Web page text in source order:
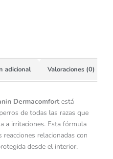
adicional Valoraciones (0)
Dermacomfortestá
de todas las razas que
a irritaciones. Esta fórmula
relacionadas con
desde el interior.